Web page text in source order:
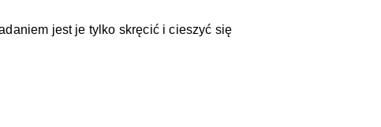
jest je tylko skręcić i cieszyć się